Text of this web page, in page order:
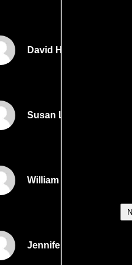
David Hoey
Susan Lyons
William McInnes
Jennifer Hagan